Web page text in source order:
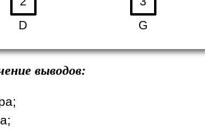
D G
выводов: